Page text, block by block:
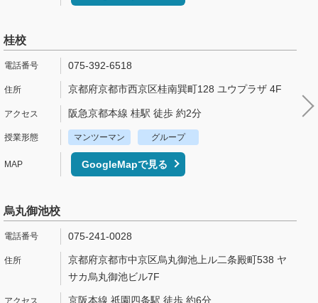
桂校
075-392-6518
京都府京都市西京区桂南巽町128 ユウプラザ 4F
阪急京都本線 桂駅 徒歩 約2分
マンツーマン グループ
GoogleMapで見る
烏丸御池校
075-241-0028
京都府京都市中京区烏丸御池上ル二条殿町538 ヤ
サカ烏丸御池ビル7F
京阪本線 祇園四条駅 徒歩 約6分